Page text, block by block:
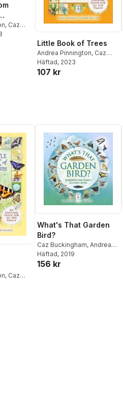
med
, Caz
Totalt antal röster:Little Book of Trees
Andrea Pinnington, Caz
Buckingham
Häftad, 2023
107 kr
, Caz
What's That Garden
Bird?
Caz Buckingham, Andrea
Pinnington
Häftad, 2019
156 kr